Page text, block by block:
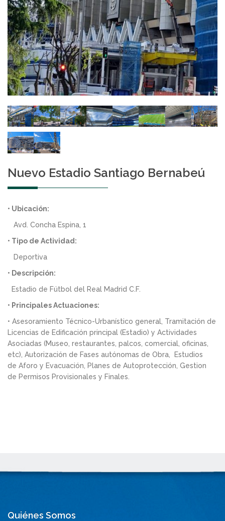
Nuevo Estadio Santiago Bernabeú
• Ubicación:
Avd. Concha Espina, 1
• Tipo de Actividad:
Deportiva
• Descripción:
Estadio de Fútbol del Real Madrid C.F.
• Principales Actuaciones:
• Asesoramiento Técnico-Urbanístico general, Tramitación de
Licencias de Edificación principal (Estadio) y Actividades
Asociadas (Museo, restaurantes, palcos, comercial, oficinas,
etc), Autorización de Fases autónomas de Obra, Estudios
de Aforo y Evacuación, Planes de Autoprotección, Gestion
de Permisos Provisionales y Finales.
Quiénes Somos